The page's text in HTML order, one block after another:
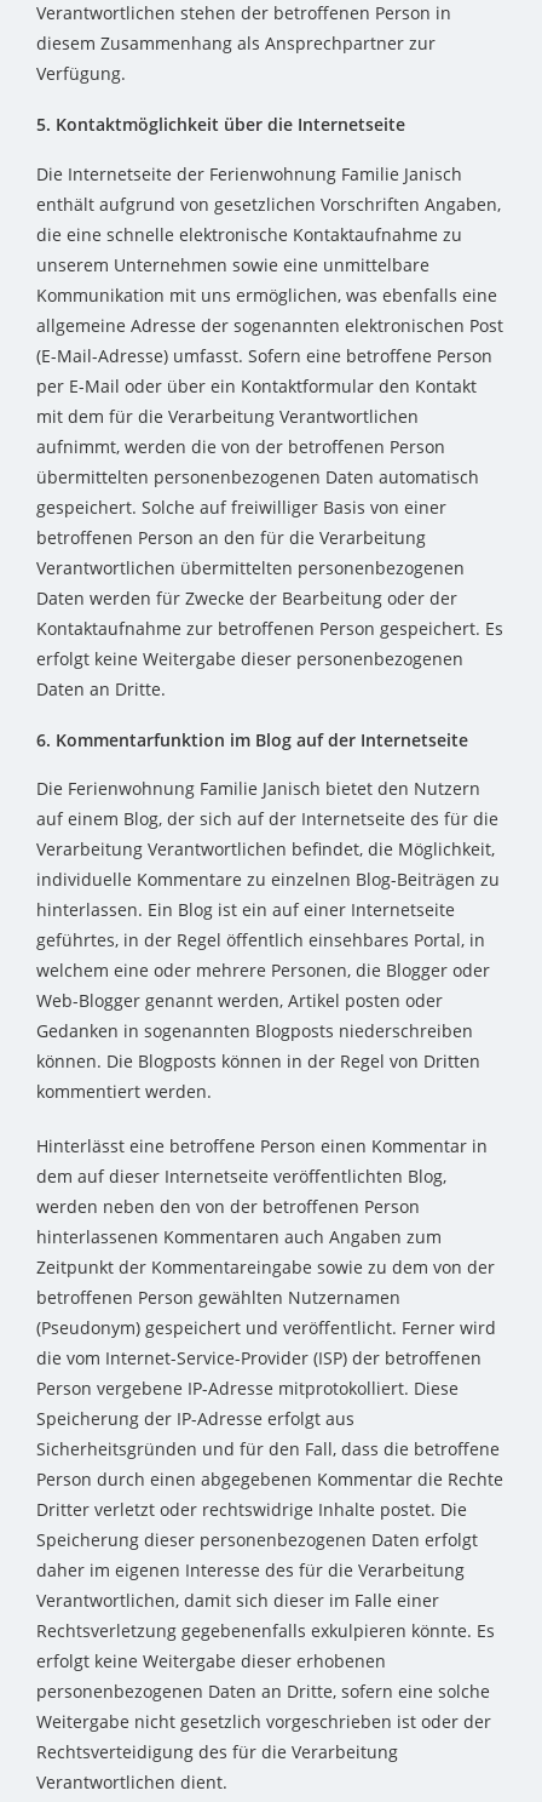
Verantwortlichen stehen der betroffenen Person in
diesem Zusammenhang als Ansprechpartner zur
Verfügung.
5. Kontaktmöglichkeit über die Internetseite
Die Internetseite der Ferienwohnung Familie Janisch
enthält aufgrund von gesetzlichen Vorschriften Angaben,
die eine schnelle elektronische Kontaktaufnahme zu
unserem Unternehmen sowie eine unmittelbare
Kommunikation mit uns ermöglichen, was ebenfalls eine
allgemeine Adresse der sogenannten elektronischen Post
(E-Mail-Adresse) umfasst. Sofern eine betroffene Person
per E-Mail oder über ein Kontaktformular den Kontakt
mit dem für die Verarbeitung Verantwortlichen
aufnimmt, werden die von der betroffenen Person
übermittelten personenbezogenen Daten automatisch
gespeichert. Solche auf freiwilliger Basis von einer
betroffenen Person an den für die Verarbeitung
Verantwortlichen übermittelten personenbezogenen
Daten werden für Zwecke der Bearbeitung oder der
Kontaktaufnahme zur betroffenen Person gespeichert. Es
erfolgt keine Weitergabe dieser personenbezogenen
Daten an Dritte.
6. Kommentarfunktion im Blog auf der Internetseite
Die Ferienwohnung Familie Janisch bietet den Nutzern
auf einem Blog, der sich auf der Internetseite des für die
Verarbeitung Verantwortlichen befindet, die Möglichkeit,
individuelle Kommentare zu einzelnen Blog-Beiträgen zu
hinterlassen. Ein Blog ist ein auf einer Internetseite
geführtes, in der Regel öffentlich einsehbares Portal, in
welchem eine oder mehrere Personen, die Blogger oder
Web-Blogger genannt werden, Artikel posten oder
Gedanken in sogenannten Blogposts niederschreiben
können. Die Blogposts können in der Regel von Dritten
kommentiert werden.
Hinterlässt eine betroffene Person einen Kommentar in
dem auf dieser Internetseite veröffentlichten Blog,
werden neben den von der betroffenen Person
hinterlassenen Kommentaren auch Angaben zum
Zeitpunkt der Kommentareingabe sowie zu dem von der
betroffenen Person gewählten Nutzernamen
(Pseudonym) gespeichert und veröffentlicht. Ferner wird
die vom Internet-Service-Provider (ISP) der betroffenen
Person vergebene IP-Adresse mitprotokolliert. Diese
Speicherung der IP-Adresse erfolgt aus
Sicherheitsgründen und für den Fall, dass die betroffene
Person durch einen abgegebenen Kommentar die Rechte
Dritter verletzt oder rechtswidrige Inhalte postet. Die
Speicherung dieser personenbezogenen Daten erfolgt
daher im eigenen Interesse des für die Verarbeitung
Verantwortlichen, damit sich dieser im Falle einer
Rechtsverletzung gegebenenfalls exkulpieren könnte. Es
erfolgt keine Weitergabe dieser erhobenen
personenbezogenen Daten an Dritte, sofern eine solche
Weitergabe nicht gesetzlich vorgeschrieben ist oder der
Rechtsverteidigung des für die Verarbeitung
Verantwortlichen dient.